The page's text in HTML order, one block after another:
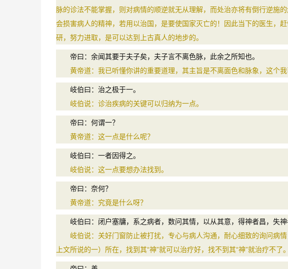
脉的诊法不能掌握，则对病情的顺逆就无从理解，而处治亦将有倒行逆施
会损害病人的精神，若用以治国，是要使国家灭亡的！因此当下的医生，
研，努力进取，是可以达到上古真人的地步的。
帝曰：余闻其要于夫子矣，夫子言不离色脉，此余之所知也。
黄帝道：我已听懂你讲的重要道理，其主旨是不离面色和脉象，这个我
岐伯曰：治之极于一。
岐伯说：诊治疾病的关键可以归纳为一点。
帝曰：何谓一？
黄帝道：这一点是什么呢？
岐伯曰：一者因得之。
岐伯说：这一点要想办法找到。
帝曰：奈何？
黄帝道：究竟是什么呀？
岐伯曰：闭户塞牗，系之病者，数问其情，以从其意，得神者昌，失神
岐伯说：关好门窗防止被打扰，专心与病人沟通，耐心细致的询问病情
上文所说的一）所在，找到其“神”就可以治疗好，找不到其“神”就治疗不了。